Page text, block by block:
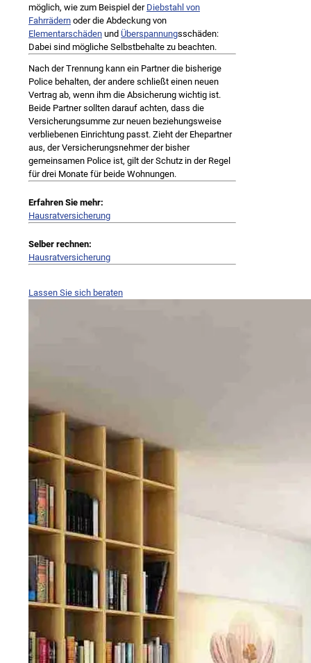
möglich, wie zum Beispiel der Diebstahl von
Fahrrädern oder die Abdeckung von
Elementarschäden und Überspannungsschäden:
Dabei sind mögliche Selbstbehalte zu beachten.
Nach der Trennung kann ein Partner die bisherige
Police behalten, der andere schließt einen neuen
Vertrag ab, wenn ihm die Absicherung wichtig ist.
Beide Partner sollten darauf achten, dass die
Versicherungsumme zur neuen beziehungsweise
verbliebenen Einrichtung passt. Zieht der Ehepartner
aus, der Versicherungsnehmer der bisher
gemeinsamen Police ist, gilt der Schutz in der Regel
für drei Monate für beide Wohnungen.
Erfahren Sie mehr:
Hausratversicherung
Selber rechnen:
Hausratversicherung
Lassen Sie sich beraten